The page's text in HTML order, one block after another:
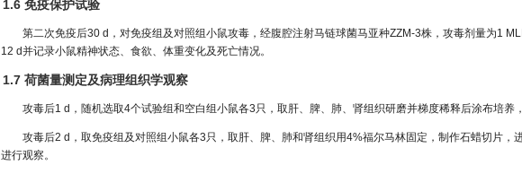
1.6 免疫保护试验
第二次免疫后30 d，对免疫组及对照组小鼠攻毒，经腹腔注射马链球菌马亚种ZZM-3株，攻毒剂量为1
12 d并记录小鼠精神状态、食欲、体重变化及死亡情况。
1.7 荷菌量测定及病理组织学观察
攻毒后1 d，随机选取4个试验组和空白组小鼠各3只，取肝、脾、肺、肾组织研磨并梯度稀释后涂布培养
攻毒后2 d，取免疫组及对照组小鼠各3只，取肝、脾、肺和肾组织用4%福尔马林固定，制作石蜡切片，
进行观察。